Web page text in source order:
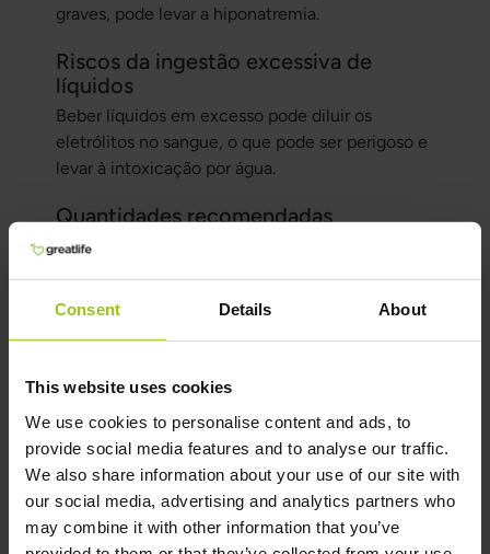
Consent Details About
This website uses cookies
We use cookies to personalise content and ads, to
provide social media features and to analyse our traffic.
We also share information about your use of our site with
our social media, advertising and analytics partners who
may combine it with other information that you’ve
graves, pode levar a hiponatremia.
Riscos da ingestão excessiva de
líquidos
Beber líquidos em excesso pode diluir os
eletrólitos no sangue, o que pode ser perigoso e
levar à intoxicação por água.
Quantidades recomendadas
É importante ingerir líquidos suficientes, mas
beber cerca de 2–3 litros por dia, mas isso pode
Por que razão os líquidos
devem conter eletrólitos para
serem absorvidos pelas
células?